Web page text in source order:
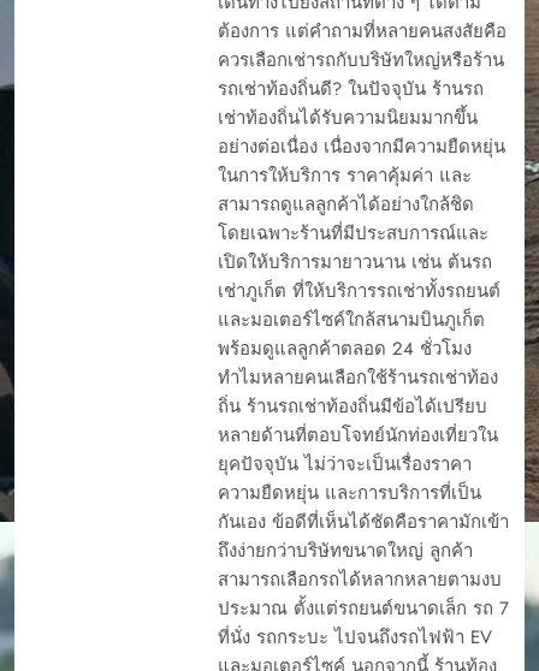
ต้องการ แต่คำถามที่หลายคนสงสัยคือ
ควรเลือกเช่ารถกับบริษัทใหญ่หรือร้าน
รถเช่าท้องถิ่นดี? ในปัจจุบัน ร้านรถ
เช่าท้องถิ่นได้รับความนิยมมากขึ้น
อย่างต่อเนื่อง เนื่องจากมีความยืดหยุ่น
ในการให้บริการ ราคาคุ้มค่า และ
สามารถดูแลลูกค้าได้อย่างใกล้ชิด
โดยเฉพาะร้านที่มีประสบการณ์และ
เปิดให้บริการมายาวนาน เช่น ต้นรถ
เช่าภูเก็ต ที่ให้บริการรถเช่าทั้งรถยนต์
และมอเตอร์ไซค์ใกล้สนามบินภูเก็ต
พร้อมดูแลลูกค้าตลอด 24 ชั่วโมง
ทำไมหลายคนเลือกใช้ร้านรถเช่าท้อง
ถิ่น ร้านรถเช่าท้องถิ่นมีข้อได้เปรียบ
หลายด้านที่ตอบโจทย์นักท่องเที่ยวใน
ยุคปัจจุบัน ไม่ว่าจะเป็นเรื่องราคา
ความยืดหยุ่น และการบริการที่เป็น
กันเอง ข้อดีที่เห็นได้ชัดคือราคามักเข้า
ถึงง่ายกว่าบริษัทขนาดใหญ่ ลูกค้า
สามารถเลือกรถได้หลากหลายตามงบ
ประมาณ ตั้งแต่รถยนต์ขนาดเล็ก รถ 7
ที่นั่ง รถกระบะ ไปจนถึงรถไฟฟ้า EV